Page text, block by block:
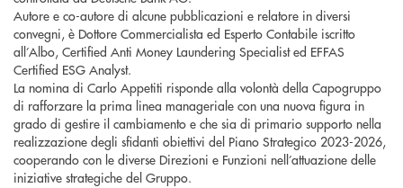
Autore e co-autore di alcune pubblicazioni e relatore in diversi
convegni, è Dottore Commercialista ed Esperto Contabile iscritto
all’Albo, Certified Anti Money Laundering Specialist ed EFFAS
Certified ESG Analyst.
La nomina di Carlo Appetiti risponde alla volontà della Capogruppo
di rafforzare la prima linea manageriale con una nuova figura in
grado di gestire il cambiamento e che sia di primario supporto nella
realizzazione degli sfidanti obiettivi del Piano Strategico 2023-2026,
cooperando con le diverse Direzioni e Funzioni nell’attuazione delle
iniziative strategiche del Gruppo.